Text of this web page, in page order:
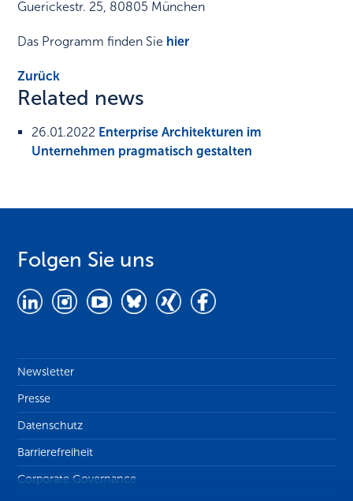
Guerickestr. 25, 80805 München
Das Programm finden Sie hier
Zurück
Related news
26.01.2022 Enterprise Architekturen im
Unternehmen pragmatisch gestalten
Folgen Sie uns
Newsletter
Presse
Datenschutz
Barrierefreiheit
Corporate Governance